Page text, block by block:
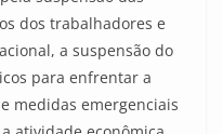
dos trabalhadores e
a suspensão do
para enfrentar a
medidas emergenciais